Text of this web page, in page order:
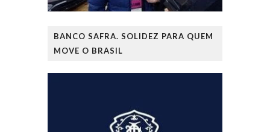
BANCO SAFRA. SOLIDEZ PARA QUEM
MOVE O BRASIL